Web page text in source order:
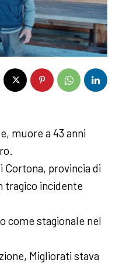
muore a 43 anni
Cortona, provincia di
tragico incidente
come stagionale nel
Migliorati stava